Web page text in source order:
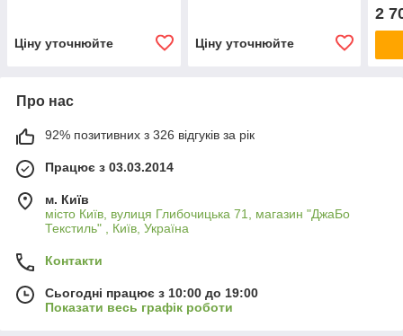
Ціну уточнюйте Ціну уточнюйте
2
Про нас
92% позитивних з 326 відгуків за рік
Працює з 03.03.2014
м. Київ
місто Київ, вулиця Глибочицька 71, магазин "ДжаБо
Текстиль" , Київ, Україна
Контакти
Сьогодні працює з 10:00 до 19:00
Показати весь графік роботи